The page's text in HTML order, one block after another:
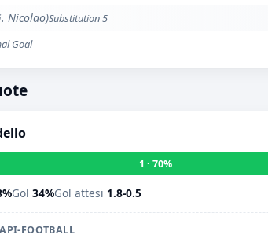
Nicolao)Substitution 5
Goal
1 · 70%
Gol 34%Gol attesi 1.8-0.5
FOOTBALL